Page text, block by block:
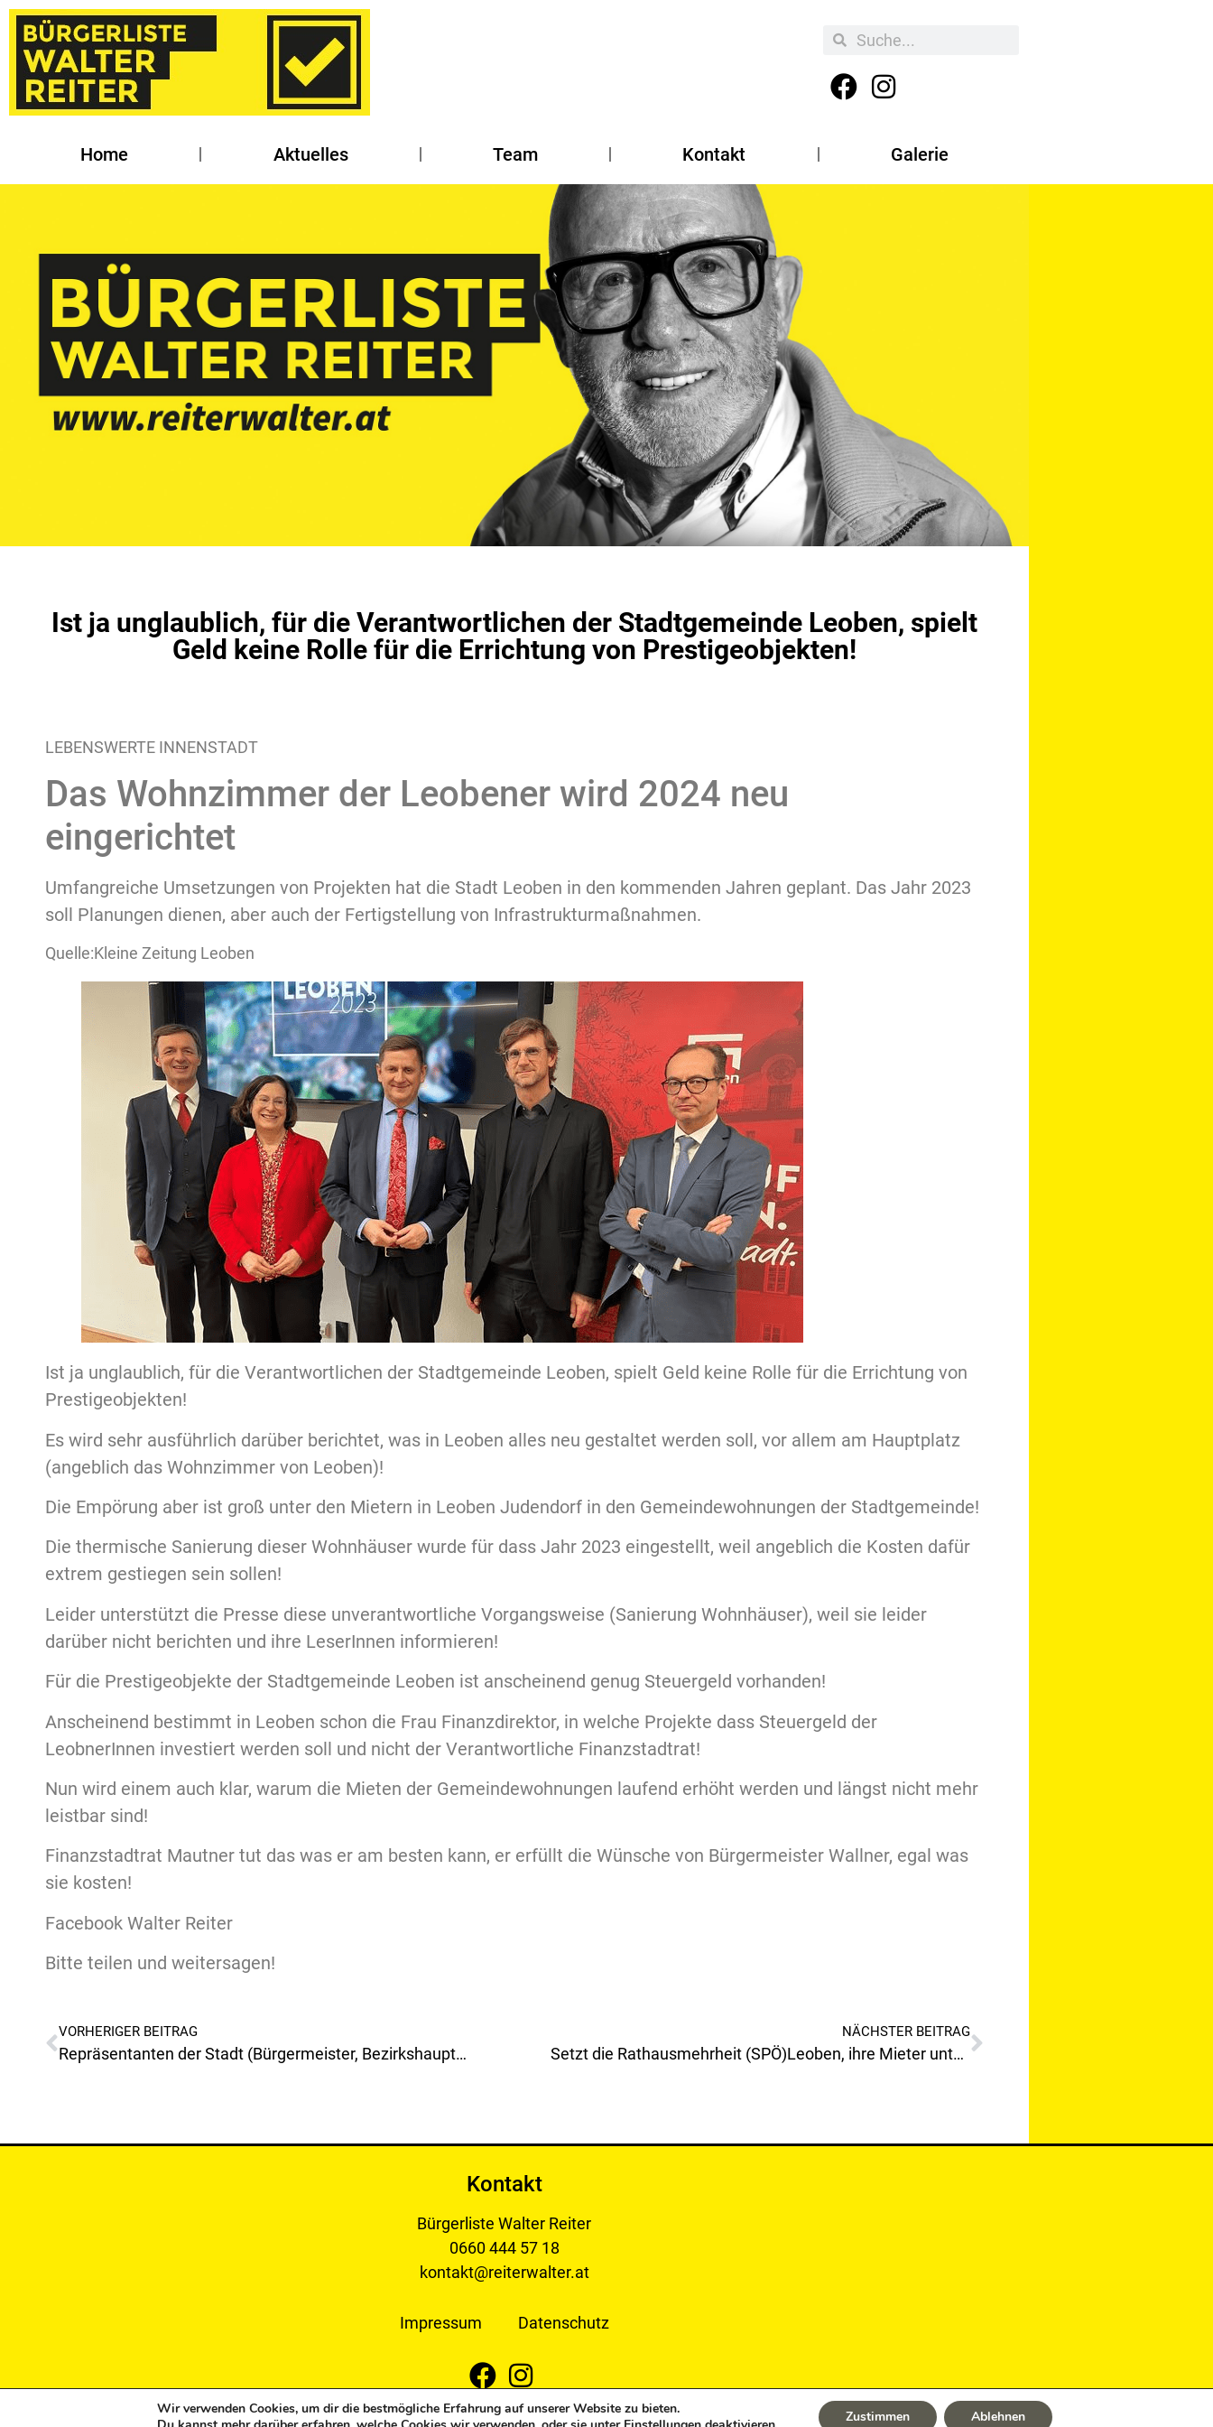
Home Aktuelles Team Kontakt Galerie
Ist ja unglaublich, für die Verantwortlichen der Stadtgemeinde Leoben, spielt
Geld keine Rolle für die Errichtung von Prestigeobjekten!
LEBENSWERTE INNENSTADT
Das Wohnzimmer der Leobener wird 2024 neu
eingerichtet
Umfangreiche Umsetzungen von Projekten hat die Stadt Leoben in den kommenden Jahren geplant. Das Jahr 2023
soll Planungen dienen, aber auch der Fertigstellung von Infrastrukturmaßnahmen.
Quelle:Kleine Zeitung Leoben
Ist ja unglaublich, für die Verantwortlichen der Stadtgemeinde Leoben, spielt Geld keine Rolle für die Errichtung von
Prestigeobjekten!
Es wird sehr ausführlich darüber berichtet, was in Leoben alles neu gestaltet werden soll, vor allem am Hauptplatz
(angeblich das Wohnzimmer von Leoben)!
Die Empörung aber ist groß unter den Mietern in Leoben Judendorf in den Gemeindewohnungen der Stadtgemeinde!
Die thermische Sanierung dieser Wohnhäuser wurde für dass Jahr 2023 eingestellt, weil angeblich die Kosten dafür
extrem gestiegen sein sollen!
Leider unterstützt die Presse diese unverantwortliche Vorgangsweise (Sanierung Wohnhäuser), weil sie leider
darüber nicht berichten und ihre LeserInnen informieren!
Für die Prestigeobjekte der Stadtgemeinde Leoben ist anscheinend genug Steuergeld vorhanden!
Anscheinend bestimmt in Leoben schon die Frau Finanzdirektor, in welche Projekte dass Steuergeld der
LeobnerInnen investiert werden soll und nicht der Verantwortliche Finanzstadtrat!
Nun wird einem auch klar, warum die Mieten der Gemeindewohnungen laufend erhöht werden und längst nicht mehr
leistbar sind!
Finanzstadtrat Mautner tut das was er am besten kann, er erfüllt die Wünsche von Bürgermeister Wallner, egal was
sie kosten!
Facebook Walter Reiter
Bitte teilen und weitersagen!
VORHERIGER BEITRAG
Repräsentanten der Stadt (Bürgermeister, Bezirkshauptmann, Rotes Kreuz, Polizei, Obmann Sicherheitsausschuss GR Schmid)Leoben glänzten durch Abwesenheit!
NÄCHSTER BEITRAG
Setzt die Rathausmehrheit (SPÖ)Leoben, ihre Mieter unter Druck?
Kontakt
Bürgerliste Walter Reiter
0660 444 57 18
kontakt@reiterwalter.at
Impressum Datenschutz
Copyright © 2024 Bürgerliste Reiter Walter. All Rights Reserved.
Wir verwenden Cookies, um dir die bestmögliche Erfahrung auf unserer Website zu bieten.
Zustimmen Ablehnen